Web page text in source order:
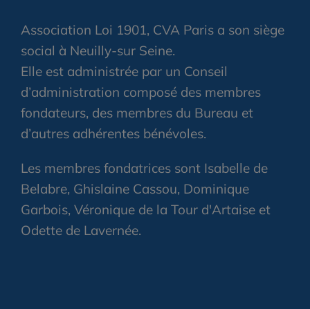
Association Loi 1901, CVA Paris a son siège
social à Neuilly-sur Seine.
Elle est administrée par un Conseil
d’administration composé des membres
fondateurs, des membres du Bureau et
d’autres adhérentes bénévoles.
Les membres fondatrices sont Isabelle de
Belabre, Ghislaine Cassou, Dominique
Garbois, Véronique de la Tour d'Artaise et
Odette de Lavernée.